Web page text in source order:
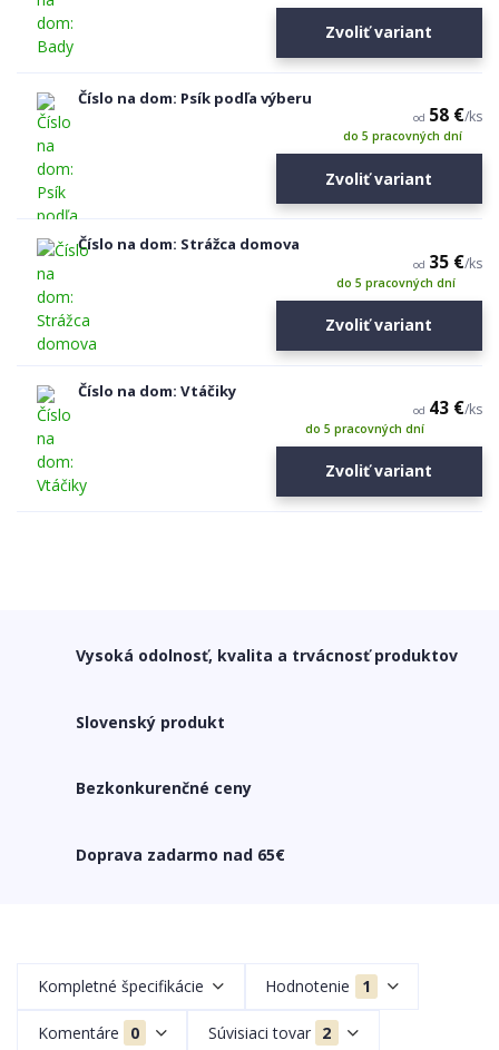
Zvoliť variant
Číslo na dom: Psík podľa výberu
od 58 €/ks
do 5 pracovných dní
Zvoliť variant
Číslo na dom: Strážca domova
od 35 €/ks
do 5 pracovných dní
Zvoliť variant
Číslo na dom: Vtáčiky
od 43 €/ks
do 5 pracovných dní
Zvoliť variant
Vysoká odolnosť, kvalita a trvácnosť produktov
Slovenský produkt
Bezkonkurenčné ceny
Doprava zadarmo nad 65€
Kompletné špecifikácie Hodnotenie 1
Komentáre 0 Súvisiaci tovar 2